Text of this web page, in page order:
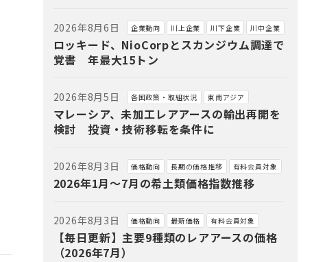
2026年8月6日 企業動向 川上企業 川下企業 川中企業
ロッキード、NioCorpとスカンジウム調達で
覚書 年最大15トン
2026年8月5日 各国政策・取組状況 東南アジア
マレーシア、未加工レアアースの輸出再開を
検討 投資・技術移転を条件に
2026年8月3日 価格動向 長期の価格推移 有料会員対象
2026年1月～7月の希土類価格指数推移
2026年8月3日 価格動向 最新価格 有料会員対象
【毎日更新】主要9種類のレアアースの価格
（2026年7月）